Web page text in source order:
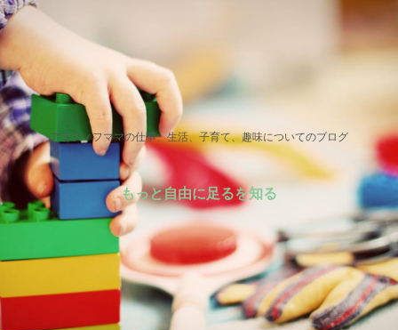
アラフィフママの仕事、生活、子育て、趣味についてのブログ
もっと自由に足るを知る